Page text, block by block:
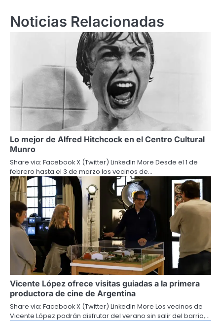
Noticias Relacionadas
Lo mejor de Alfred Hitchcock en el Centro Cultural
Munro
Share via: Facebook X (Twitter) LinkedIn More Desde el 1 de
febrero hasta el 3 de marzo los vecinos de…
Vicente López ofrece visitas guiadas a la primera
productora de cine de Argentina
Share via: Facebook X (Twitter) LinkedIn More Los vecinos de
Vicente López podrán disfrutar del verano sin salir del barrio,…